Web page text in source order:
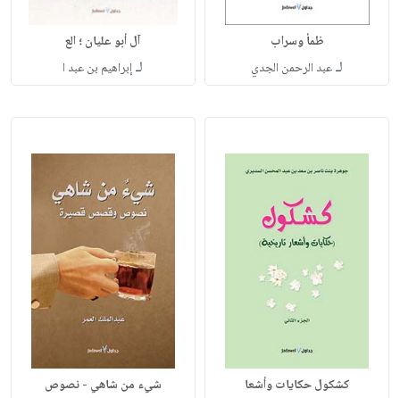
ظمأ وسراب
لـعبد الرحمن الجدي
آل أبو عليان ؛ الع
لـإبراهيم بن عبد ا
كشكول حكايات وأشعا شيء من شاهي - نصوص